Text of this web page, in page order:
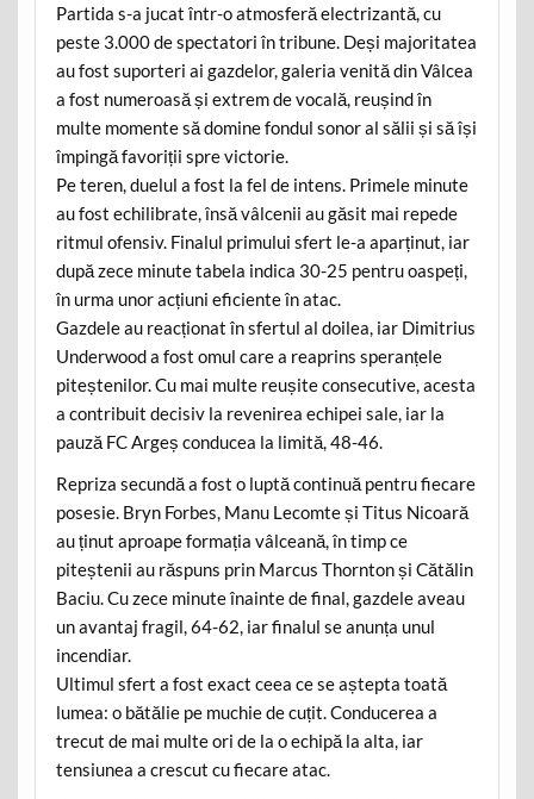
Partida s-a jucat într-o atmosferă electrizantă, cu
peste 3.000 de spectatori în tribune. Deși majoritatea
au fost suporteri ai gazdelor, galeria venită din Vâlcea
a fost numeroasă și extrem de vocală, reușind în
multe momente să domine fondul sonor al sălii și să își
împingă favoriții spre victorie.
Pe teren, duelul a fost la fel de intens. Primele minute
au fost echilibrate, însă vâlcenii au găsit mai repede
ritmul ofensiv. Finalul primului sfert le-a aparținut, iar
după zece minute tabela indica 30-25 pentru oaspeți,
în urma unor acțiuni eficiente în atac.
Gazdele au reacționat în sfertul al doilea, iar Dimitrius
Underwood a fost omul care a reaprins speranțele
piteștenilor. Cu mai multe reușite consecutive, acesta
a contribuit decisiv la revenirea echipei sale, iar la
pauză FC Argeș conducea la limită, 48-46.
Repriza secundă a fost o luptă continuă pentru fiecare
posesie. Bryn Forbes, Manu Lecomte și Titus Nicoară
au ținut aproape formația vâlceană, în timp ce
piteștenii au răspuns prin Marcus Thornton și Cătălin
Baciu. Cu zece minute înainte de final, gazdele aveau
un avantaj fragil, 64-62, iar finalul se anunța unul
incendiar.
Ultimul sfert a fost exact ceea ce se aștepta toată
lumea: o bătălie pe muchie de cuțit. Conducerea a
trecut de mai multe ori de la o echipă la alta, iar
tensiunea a crescut cu fiecare atac.